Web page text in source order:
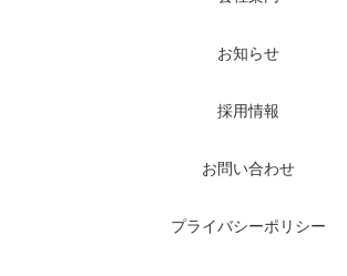
お知らせ
採用情報
お問い合わせ
プライバシーポリシー